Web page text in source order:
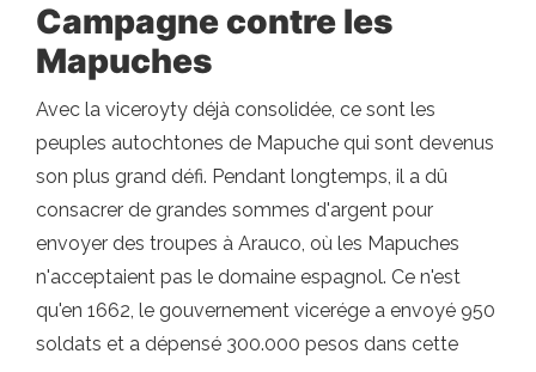
Campagne contre les
Mapuches
Avec la viceroyty déjà consolidée, ce sont les
peuples autochtones de Mapuche qui sont devenus
son plus grand défi. Pendant longtemps, il a dû
consacrer de grandes sommes d'argent pour
envoyer des troupes à Arauco, où les Mapuches
n'acceptaient pas le domaine espagnol. Ce n'est
qu'en 1662, le gouvernement vicerége a envoyé 950
soldats et a dépensé 300.000 pesos dans cette